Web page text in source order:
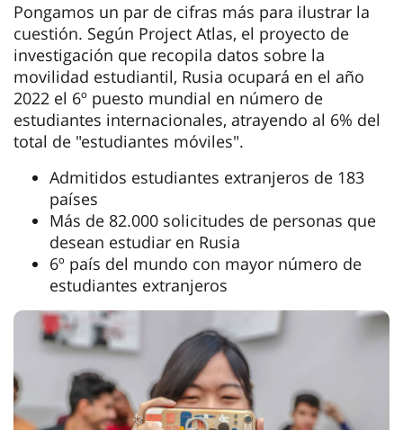
Pongamos un par de cifras más para ilustrar la
cuestión. Según Project Atlas, el proyecto de
investigación que recopila datos sobre la
movilidad estudiantil, Rusia ocupará en el año
2022 el 6º puesto mundial en número de
estudiantes internacionales, atrayendo al 6% del
total de "estudiantes móviles".
Admitidos estudiantes extranjeros de 183
países
Más de 82.000 solicitudes de personas que
desean estudiar en Rusia
6º país del mundo con mayor número de
estudiantes extranjeros